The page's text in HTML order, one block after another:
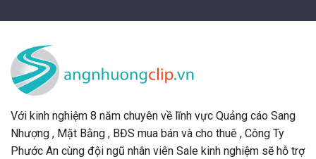
Với kinh nghiệm 8 năm chuyên về lĩnh vực Quảng cáo Sang
Nhượng , Mặt Bằng , BĐS mua bán và cho thuê , Công Ty
Phước An cùng đội ngũ nhân viên Sale kinh nghiệm sẽ hỗ trợ